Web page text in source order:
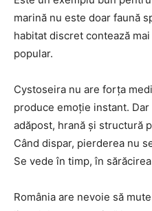
marină nu este doar faună
habitat discret contează
popular.
Cystoseira nu are forța
produce emoție instant.
adăpost, hrană și structură
Când dispar, pierderea nu
Se vede în timp, în
România are nevoie să